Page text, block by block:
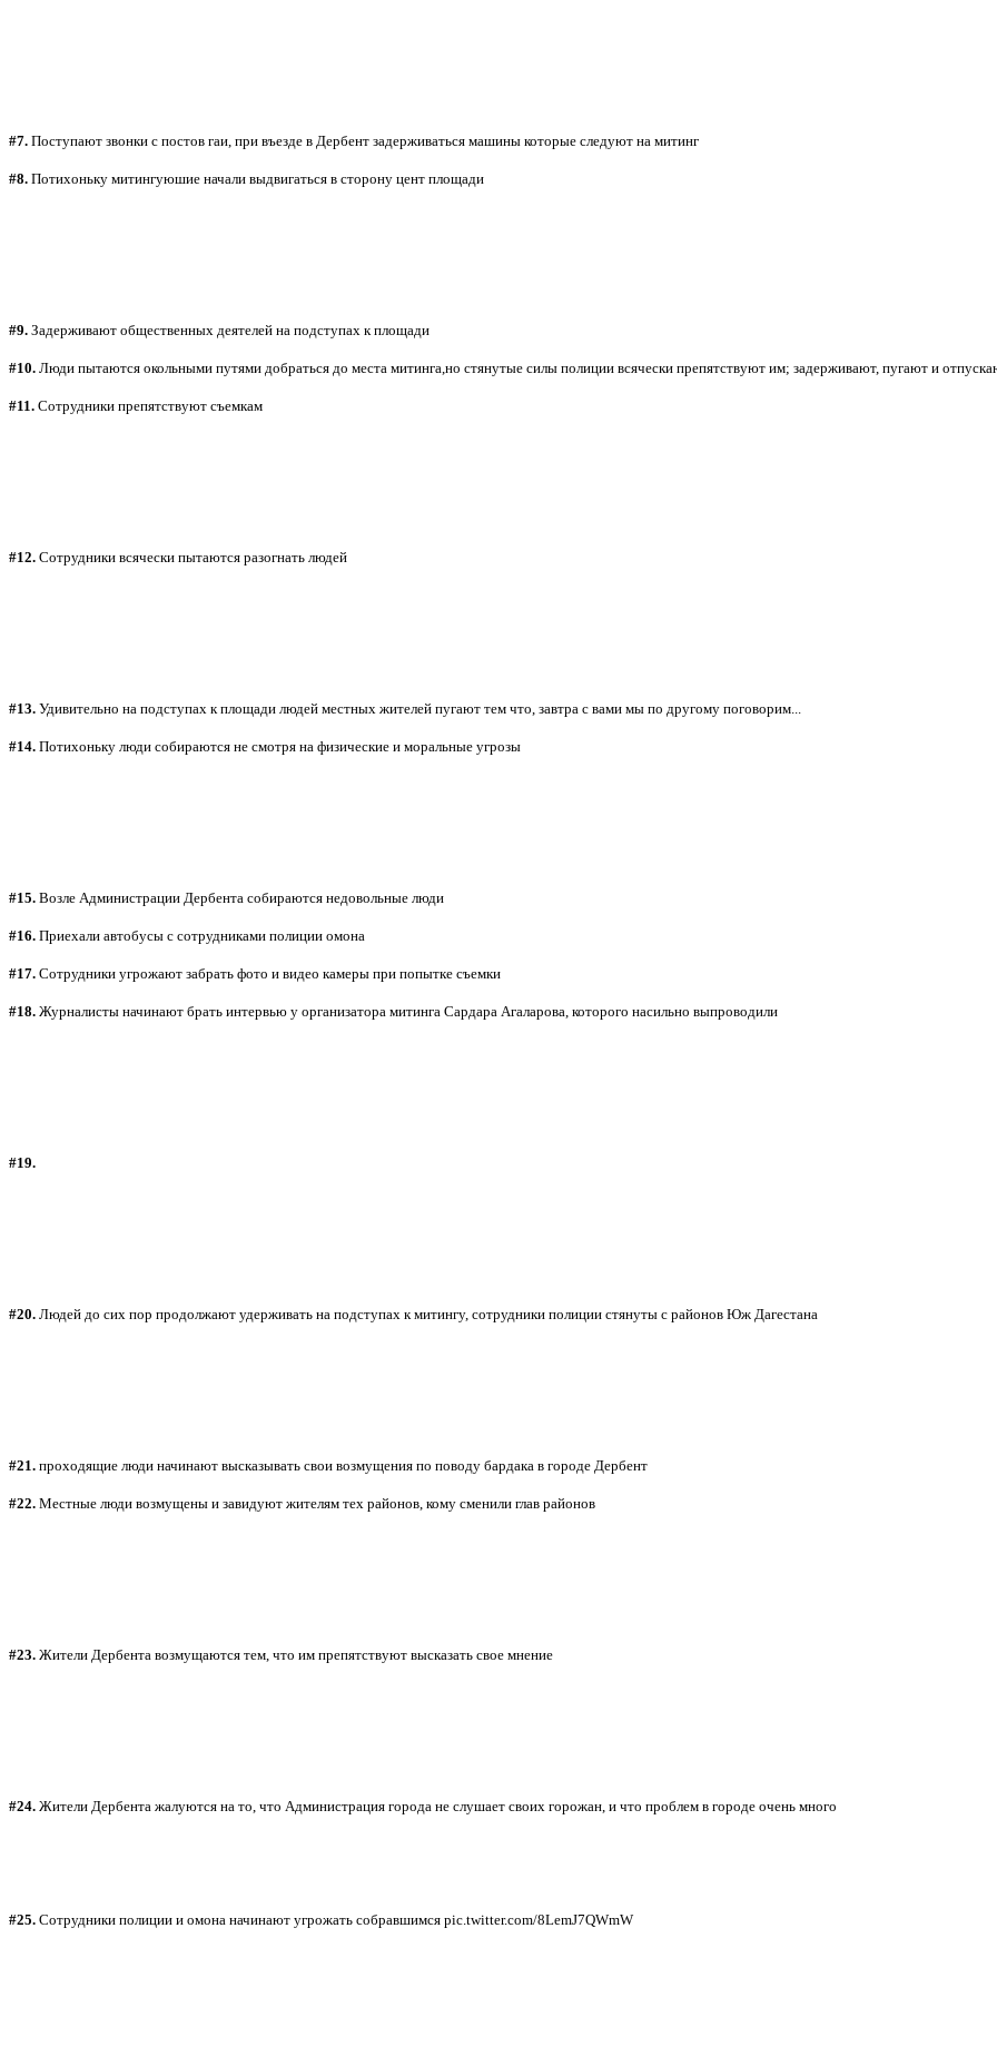
#7. Поступают звонки с постов гаи, при въезде в Дербент задерживаться машины которые следуют на митинг
#8. Потихоньку митингуюшие начали выдвигаться в сторону цент площади
#9. Задерживают общественных деятелей на подступах к площади
#10. Люди пытаются окольными путями добраться до места митинга,но стянутые силы полиции всячески препятствуют им; задерживают, пугают и
#11. Сотрудники препятствуют съемкам
#12. Сотрудники всячески пытаются разогнать людей
#13. Удивительно на подступах к площади людей местных жителей пугают тем что, завтра с вами мы по другому поговорим...
#14. Потихоньку люди собираются не смотря на физические и моральные угрозы
#15. Возле Администрации Дербента собираются недовольные люди
#16. Приехали автобусы с сотрудниками полиции омона
#17. Сотрудники угрожают забрать фото и видео камеры при попытке съемки
#18. Журналисты начинают брать интервью у организатора митинга Сардара Агаларова, которого насильно выпроводили
#19.
#20. Людей до сих пор продолжают удерживать на подступах к митингу, сотрудники полиции стянуты с районов Юж Дагестана
#21. проходящие люди начинают высказывать свои возмущения по поводу бардака в городе Дербент
#22. Местные люди возмущены и завидуют жителям тех районов, кому сменили глав районов
#23. Жители Дербента возмущаются тем, что им препятствуют высказать свое мнение
#24. Жители Дербента жалуются на то, что Администрация города не слушает своих горожан, и что проблем в городе очень много
#25. Сотрудники полиции и омона начинают угрожать собравшимся pic.twitter.com/8LemJ7QWmW